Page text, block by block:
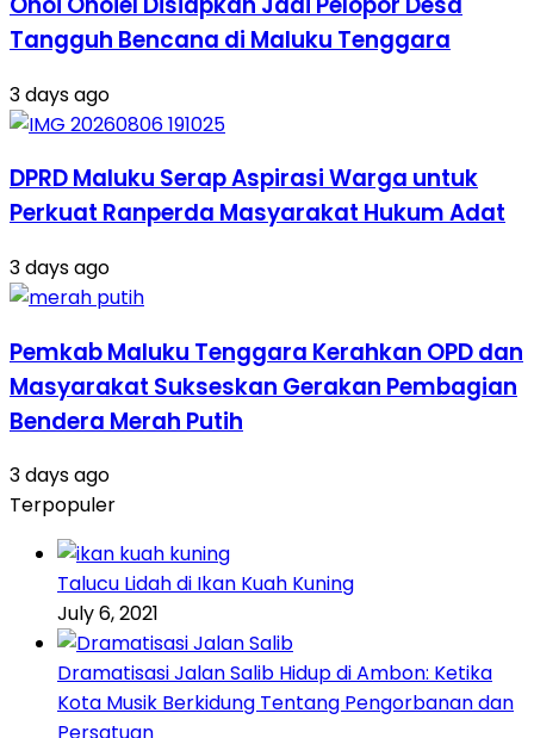
Tangguh Bencana di Maluku Tenggara
3 days ago
DPRD Maluku Serap Aspirasi Warga untuk
Perkuat Ranperda Masyarakat Hukum Adat
3 days ago
Pemkab Maluku Tenggara Kerahkan OPD dan
Masyarakat Sukseskan Gerakan Pembagian
Bendera Merah Putih
3 days ago
Terpopuler
Talucu Lidah di Ikan Kuah Kuning
July 6, 2021
Dramatisasi Jalan Salib Hidup di Ambon: Ketika
Kota Musik Berkidung Tentang Pengorbanan dan